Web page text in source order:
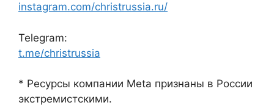
instagram.com/christrussia.ru/
Telegram:
t.me/christrussia
* Ресурсы компании Meta признаны в России
экстремистскими.